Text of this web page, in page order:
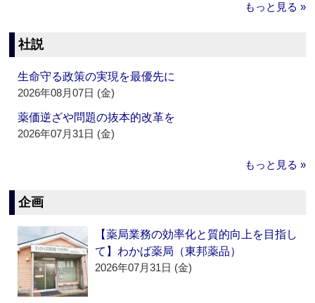
もっと見る »
社説
生命守る政策の実現を最優先に
2026年08月07日 (金)
薬価逆ざや問題の抜本的改革を
2026年07月31日 (金)
もっと見る »
企画
【薬局業務の効率化と質的向上を目指し
て】わかば薬局（東邦薬品）
2026年07月31日 (金)